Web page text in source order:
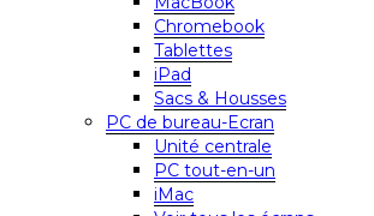
Chromebook
Tablettes
iPad
Sacs & Housses
PC de bureau-Ecran
Unité centrale
PC tout-en-un
iMac